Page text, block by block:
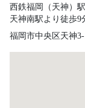
西鉄福岡（天神）
天神南駅より徒歩9
福岡市中央区天神